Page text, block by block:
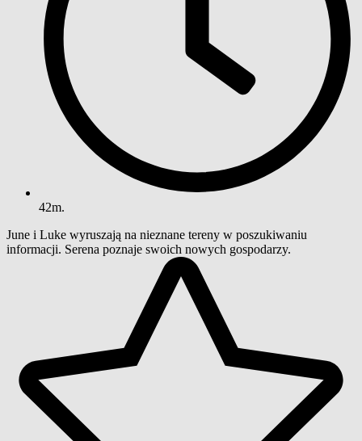
42m.
June i Luke wyruszają na nieznane tereny w poszukiwaniu
informacji. Serena poznaje swoich nowych gospodarzy.